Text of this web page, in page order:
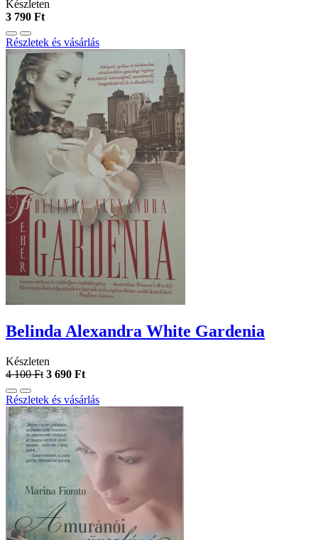
Készleten
3 790 Ft
Részletek és vásárlás
Belinda Alexandra White ​Gardenia
Készleten
4 100 Ft 3 690 Ft
Részletek és vásárlás